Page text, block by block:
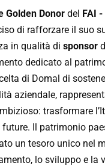
Golden Donor del FAI
di rafforzare il suo
in qualità di sponsor
dedicato al
di Domal di
aziendale,
trasformare
future. Il patrimonio
un tesoro unico nel
lo sviluppo e la